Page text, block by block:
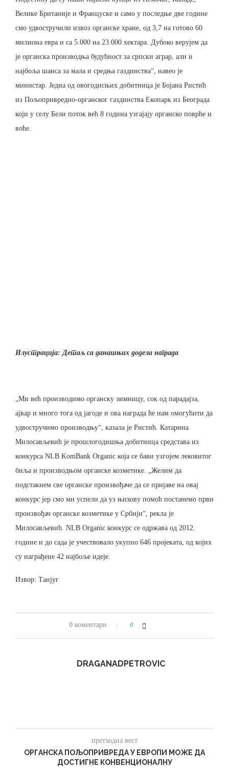
Велике Британије и Француске и само у последње две године
смо удвостручили извоз органске хране, од 3,7 на готово 60
милиона евра и са 5.000 на 23.000 хектара. Дубоко верујем да
је органска производња будућност за српски аграр, али и
најбоља шанса за мала и средња газдинства“, навео је
министар. Једна од овогодисњих добитница је Бојана Ристић
из Пољопривредно-органског газдинства Екопарк из Београда
који у селу Бели поток већ 8 година узгајају органско поврће и
воће.
Илустрација: Детаљ са данашњих додела награда
„Ми већ производимо органску зимницу, сок од парадајза,
ајвар и много тога од јагоде и ова награда ће нам омогућити да
удвостручимо производњу“, казала је Ристић. Катарина
Милосављевић је прошлогодишња добитница средстава из
конкурса NLB KomBank Organic која се бави узгојем лековитог
биља и производњом органске козметике. „Желим да
подстакнем све органске произвођаче да се пријаве на овај
конкурс јер смо ми успели да уз њихову помоћ постанемо први
произвођач органске козметике у Србији“, рекла је
Милосављевић. NLB Organic конкурс се одржава од 2012.
године и до сада је учествовало укупно 646 пројеката, од којих
су награђене 42 најбоље идеје.
Извор: Танјуг
0 коментари 0
DRAGANADPETROVIC
претходна вест
ОРГАНСКА ПОЉОПРИВРЕДА У ЕВРОПИ МОЖЕ ДА
ДОСТИГНЕ КОНВЕНЦИОНАЛНУ